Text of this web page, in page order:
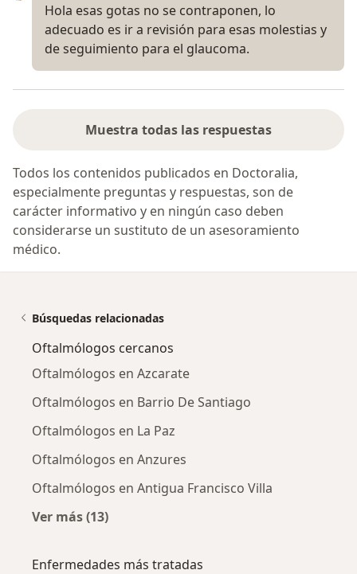
Hola esas gotas no se contraponen, lo
adecuado es ir a revisión para esas molestias y
de seguimiento para el glaucoma.
Muestra todas las respuestas
Todos los contenidos publicados en Doctoralia,
especialmente preguntas y respuestas, son de
carácter informativo y en ningún caso deben
considerarse un sustituto de un asesoramiento
médico.
Búsquedas relacionadas
Oftalmólogos cercanos
Oftalmólogos en Azcarate
Oftalmólogos en Barrio De Santiago
Oftalmólogos en La Paz
Oftalmólogos en Anzures
Oftalmólogos en Antigua Francisco Villa
Ver más (13)
Enfermedades más tratadas